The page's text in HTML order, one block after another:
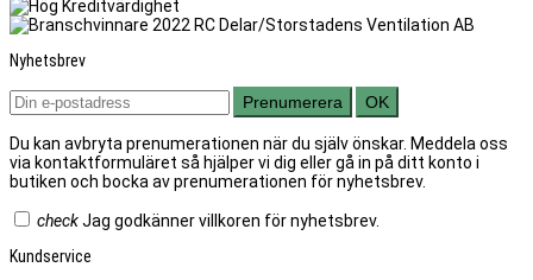
Nyhetsbrev
Prenumerera OK
Du kan avbryta prenumerationen när du själv önskar. Meddela oss
via kontaktformuläret så hjälper vi dig eller gå in på ditt konto i
butiken och bocka av prenumerationen för nyhetsbrev.
checkJag godkänner villkoren för nyhetsbrev.
Kundservice